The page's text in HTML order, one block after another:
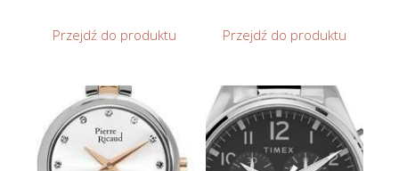
Przejdź do produktu Przejdź do produktu